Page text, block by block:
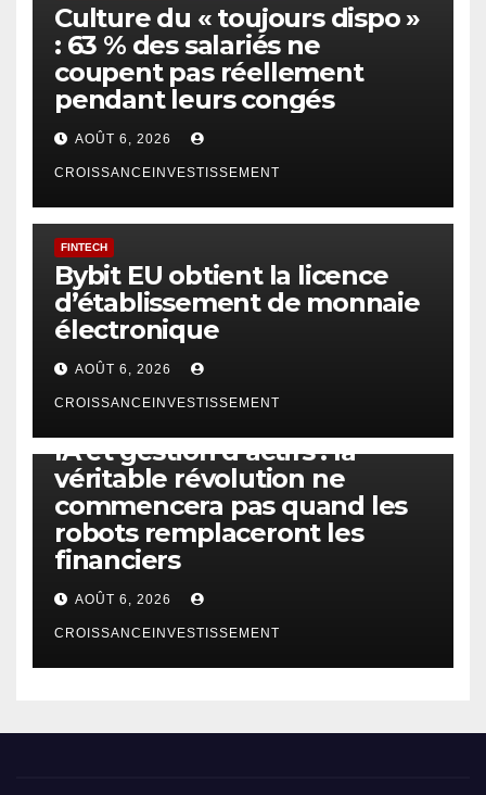
Culture du « toujours dispo »
: 63 % des salariés ne
coupent pas réellement
pendant leurs congés
AOÛT 6, 2026
CROISSANCEINVESTISSEMENT
FINTECH
Bybit EU obtient la licence
d’établissement de monnaie
électronique
AOÛT 6, 2026
CROISSANCEINVESTISSEMENT
IA et gestion d’actifs : la
véritable révolution ne
commencera pas quand les
robots remplaceront les
financiers
AOÛT 6, 2026
CROISSANCEINVESTISSEMENT